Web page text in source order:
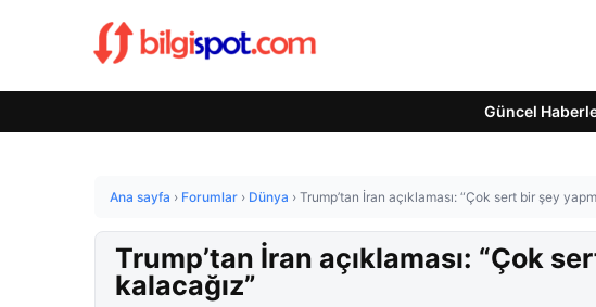
Güncel
Ana sayfa › Forumlar › Dünya › Trump’tan İran açıklaması: “Çok sert bir şey
Trump’tan İran açıklaması: “Çok
kalacağız”